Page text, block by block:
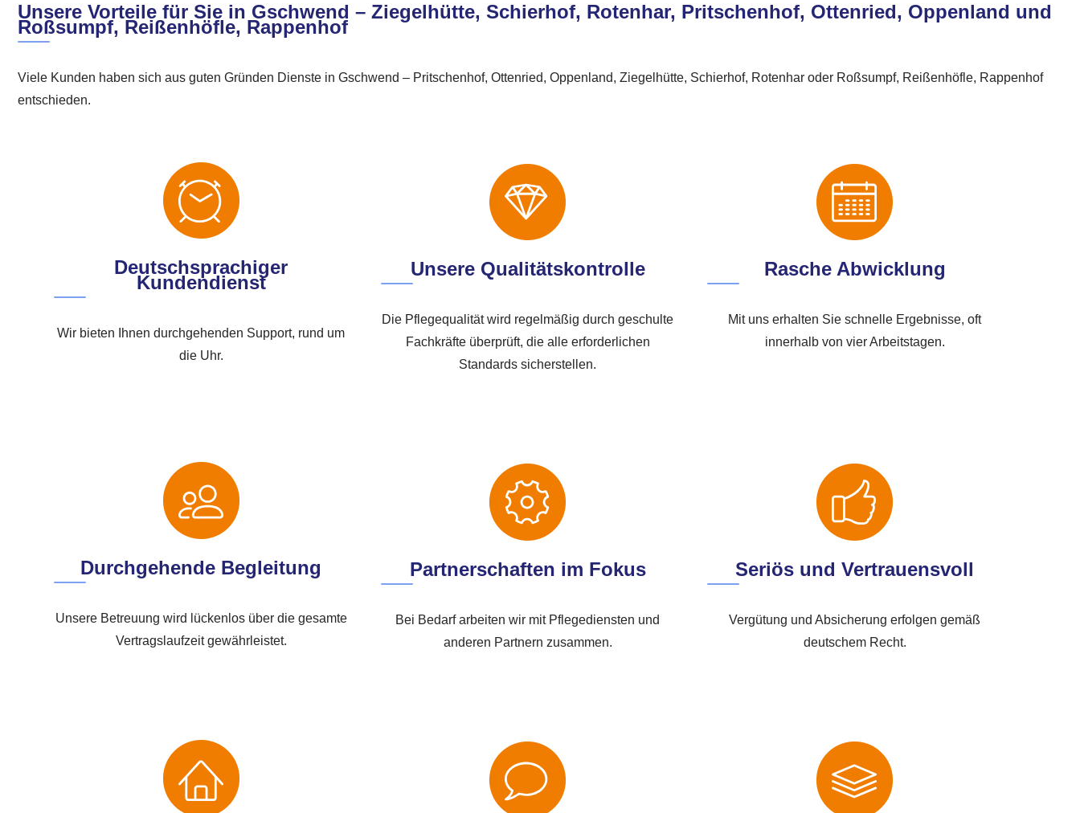
Unsere Vorteile für Sie in Gschwend – Ziegelhütte, Schierhof, Rotenhar, Pritschenhof, Ottenried, Oppenland und
Roßsumpf, Reißenhöfle, Rappenhof
Viele Kunden haben sich aus guten Gründen Dienste in Gschwend – Pritschenhof, Ottenried, Oppenland, Ziegelhütte, Schierhof, Rotenhar oder Roßsumpf, Reißenhöfle, Rappenhof
entschieden.
Deutschsprachiger
Kundendienst
Wir bieten Ihnen durchgehenden Support, rund um
die Uhr.
Unsere Qualitätskontrolle
Die Pflegequalität wird regelmäßig durch geschulte
Fachkräfte überprüft, die alle erforderlichen
Standards sicherstellen.
Rasche Abwicklung
Mit uns erhalten Sie schnelle Ergebnisse, oft
innerhalb von vier Arbeitstagen.
Durchgehende Begleitung
Unsere Betreuung wird lückenlos über die gesamte
Vertragslaufzeit gewährleistet.
Partnerschaften im Fokus
Bei Bedarf arbeiten wir mit Pflegediensten und
anderen Partnern zusammen.
Seriös und Vertrauensvoll
Vergütung und Absicherung erfolgen gemäß
deutschem Recht.